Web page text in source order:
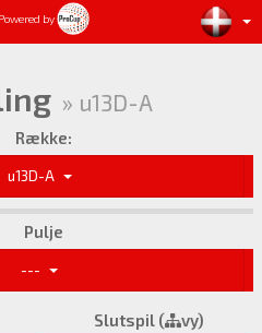
Powered by
» u13D-A
Række:
u13D-A
Pulje
---
Slutspil ( vy)